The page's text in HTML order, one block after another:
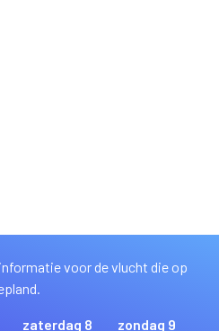
voor de vlucht die op
zaterdag 8
zondag 9